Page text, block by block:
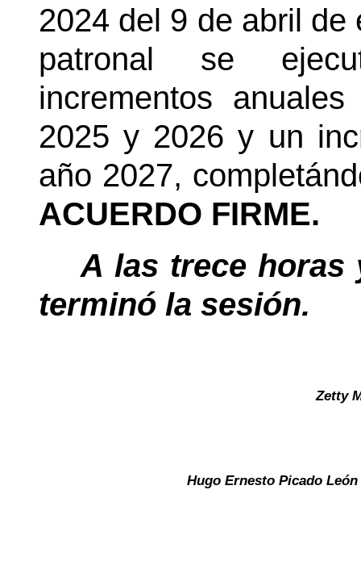
2024 del 9 de abril de
patronal se
incrementos
2025 y 2026 y un
año 2027,
ACUERDO FIRME.
A las trece horas
terminó la sesión.
Zetty
Hugo Ernesto Picado León